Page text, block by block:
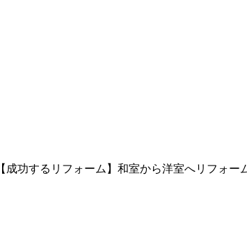
【成功するリフォーム】和室から洋室へリフォー